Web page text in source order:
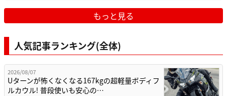
もっと見る
人気記事ランキング(全体)
2026/08/07
Uターンが怖くなくなる167kgの超軽量ボディフ
ルカウル! 普段使いも安心の…